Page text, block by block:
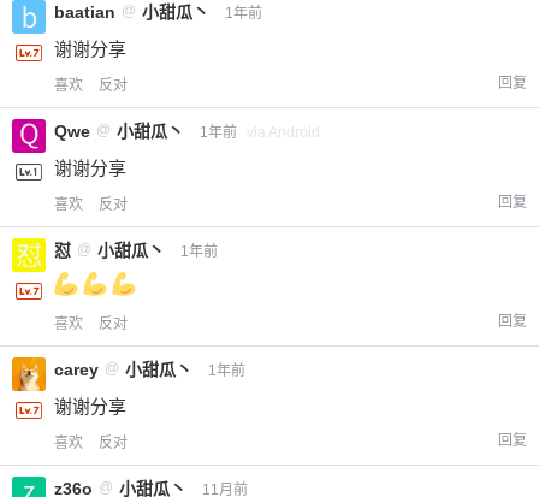
baatian @ 小甜瓜丶 1年前
谢谢分享
喜欢 反对 回复
Qwe @ 小甜瓜丶 1年前 via Android
谢谢分享
喜欢 反对 回复
怼 @ 小甜瓜丶 1年前
喜欢 反对 回复
carey @ 小甜瓜丶 1年前
谢谢分享
喜欢 反对 回复
z36o @ 小甜瓜丶 11月前